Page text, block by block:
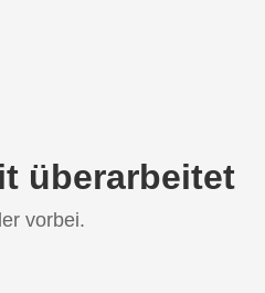
überarbeitet
vorbei.